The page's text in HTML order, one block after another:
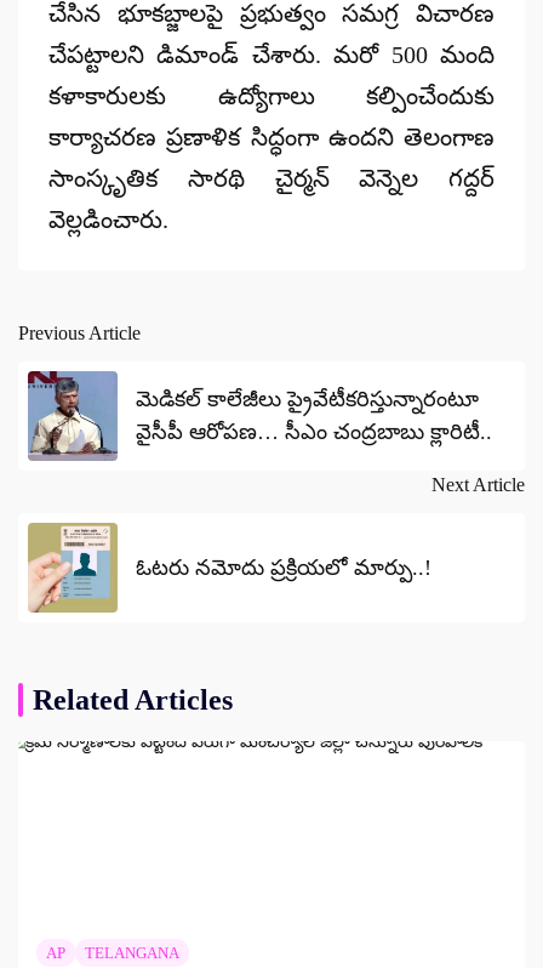
చేసిన భూకబ్జాలపై ప్రభుత్వం సమగ్ర విచారణ
చేపట్టాలని డిమాండ్ చేశారు. మరో 500 మంది
కళాకారులకు ఉద్యోగాలు కల్పించేందుకు
కార్యాచరణ ప్రణాళిక సిద్ధంగా ఉందని తెలంగాణ
సాంస్కృతిక సారథి చైర్మన్ వెన్నెల గద్దర్
వెల్లడించారు.
Post
navigation
Previous Article
మెడికల్ కాలేజీలు ప్రైవేటీకరిస్తున్నారంటూ
వైసీపీ ఆరోపణ… సీఎం చంద్రబాబు క్లారిటీ..
Next Article
ఓటరు నమోదు ప్రక్రియలో మార్పు..!
Related Articles
AP TELANGANA